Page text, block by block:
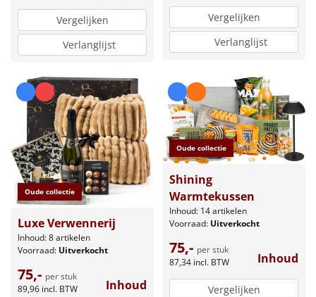
Vergelijken
Verlanglijst
Vergelijken
Verlanglijst
Oude collectie
Luxe Verwennerij
Inhoud: 8 artikelen
Voorraad: Uitverkocht
75,- per stuk
89,96 incl. BTW Inhoud
Oude collectie
Shining
Warmtekussen
Inhoud: 14 artikelen
Voorraad: Uitverkocht
75,- per stuk
87,34 incl. BTW Inhoud
Vergelijken